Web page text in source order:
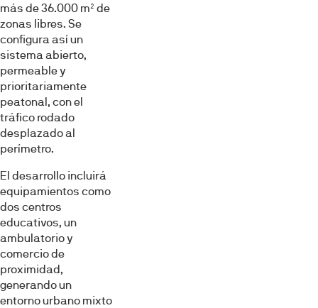
más de 36.000 m² de
zonas libres. Se
configura así un
sistema abierto,
permeable y
prioritariamente
peatonal, con el
tráfico rodado
desplazado al
perímetro.
El desarrollo incluirá
equipamientos como
dos centros
educativos, un
ambulatorio y
comercio de
proximidad,
generando un
entorno urbano mixto